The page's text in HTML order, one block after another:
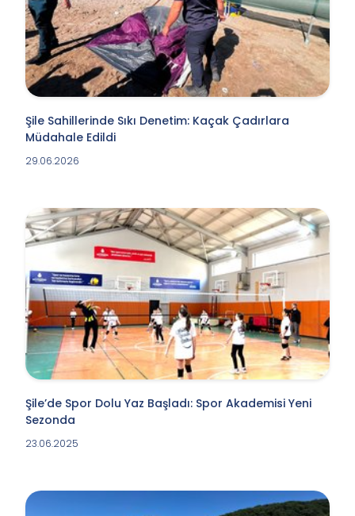
Şile Sahillerinde Sıkı Denetim: Kaçak Çadırlara
Müdahale Edildi
29.06.2026
Şile’de Spor Dolu Yaz Başladı: Spor Akademisi Yeni
Sezonda
23.06.2025